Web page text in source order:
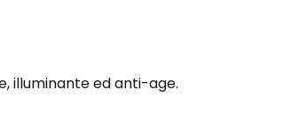
illuminante ed anti-age.